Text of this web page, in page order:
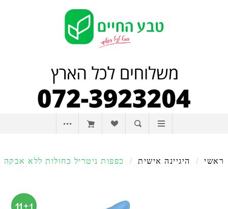
ראשי / היגיינה אישית / כפפות ניטריל כחולות ללא אבקה